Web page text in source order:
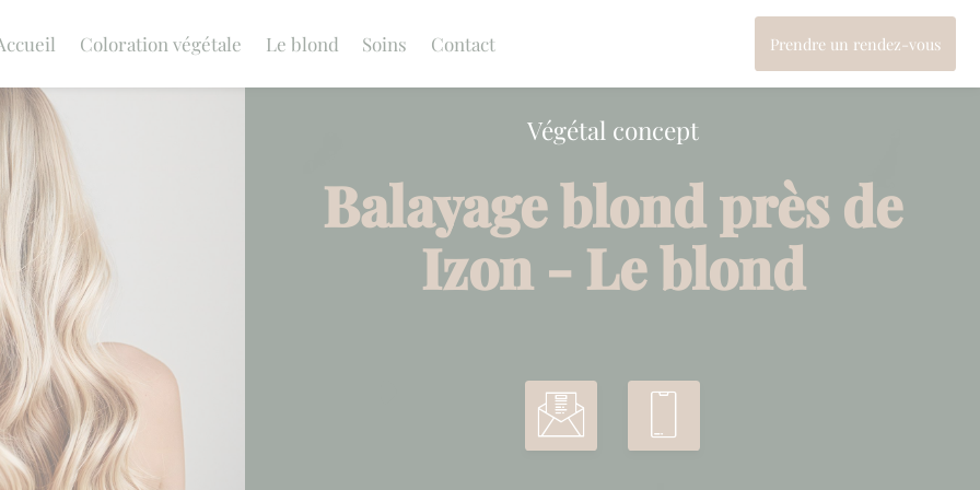
Coloration végétale Le blond Soins Contact Prendre un rendez-vous
Végétal concept
Balayage blond près de
Izon - Le blond